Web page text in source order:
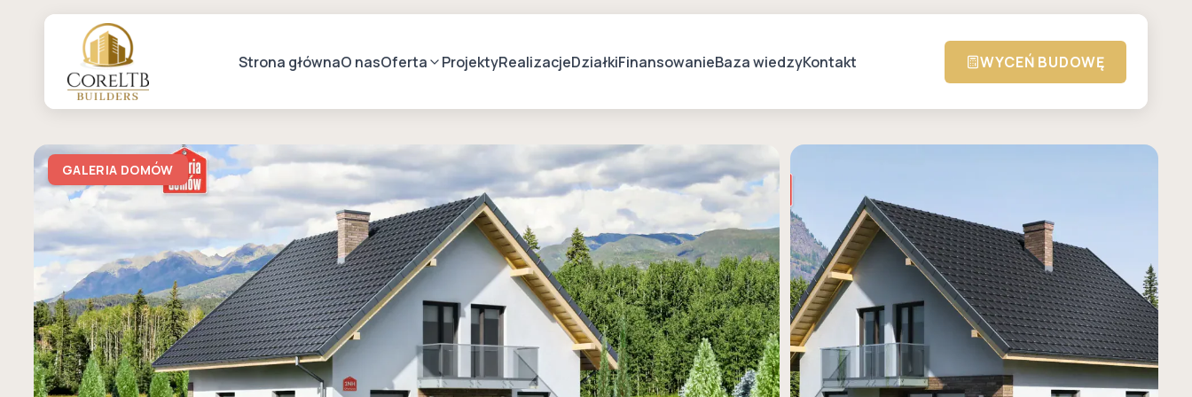
Strona głównaO nasOferta ProjektyRealizacjeDziałkiFinansowanieBaza wiedzyKontakt WYCEŃ BUDOWĘ
GALERIA DOMÓW